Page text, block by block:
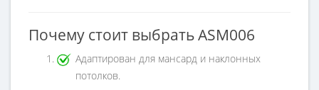
Почему стоит выбрать ASM006
Адаптирован для мансард и наклонных
потолков.